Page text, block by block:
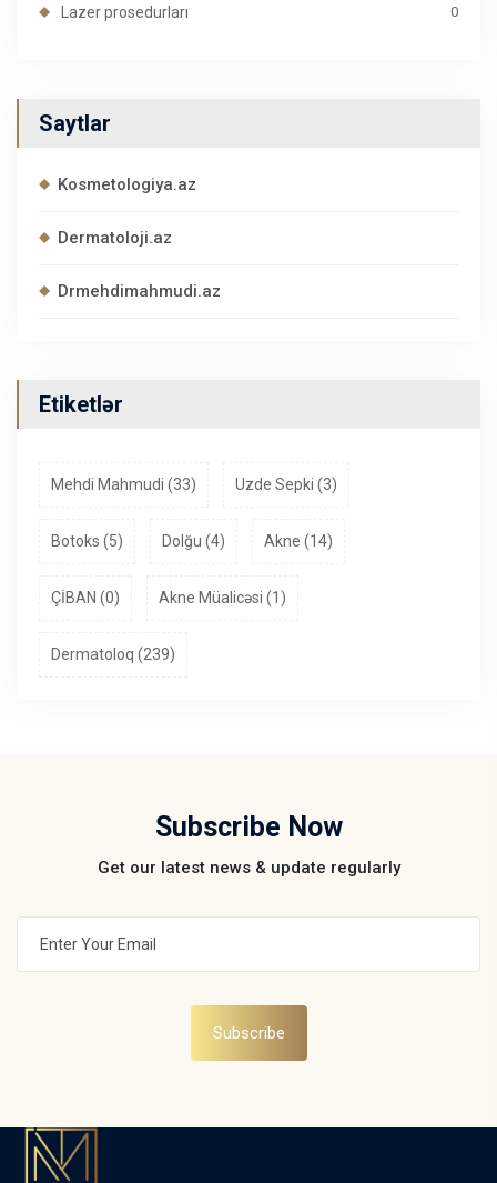
Lazer prosedurları 0
Saytlar
Kosmetologiya.az
Dermatoloji.az
Drmehdimahmudi.az
Etiketlər
Mehdi Mahmudi (33) Uzde Sepki (3)
Botoks (5) Dolğu (4) Akne (14)
ÇİBAN (0) Akne Müalicəsi (1)
Dermatoloq (239)
Subscribe Now
Get our latest news & update regularly
Subscribe